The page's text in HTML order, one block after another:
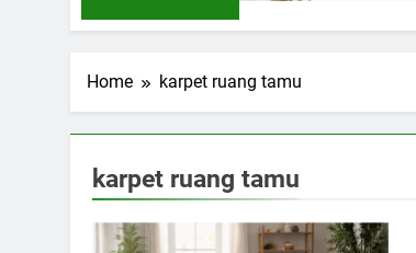
Home karpet ruang tamu
karpet ruang tamu